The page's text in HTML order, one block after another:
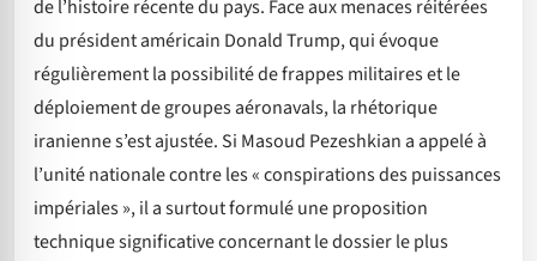
de l’histoire récente du pays. Face aux menaces réitérées
du président américain Donald Trump, qui évoque
régulièrement la possibilité de frappes militaires et le
déploiement de groupes aéronavals, la rhétorique
iranienne s’est ajustée. Si Masoud Pezeshkian a appelé à
l’unité nationale contre les « conspirations des puissances
impériales », il a surtout formulé une proposition
technique significative concernant le dossier le plus